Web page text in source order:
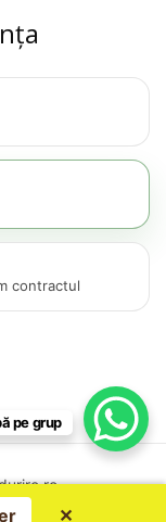
contractul
✕
pe grup